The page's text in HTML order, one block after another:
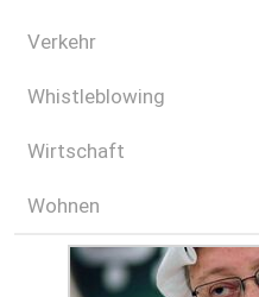
Verkehr
Whistleblowing
Wirtschaft
Wohnen